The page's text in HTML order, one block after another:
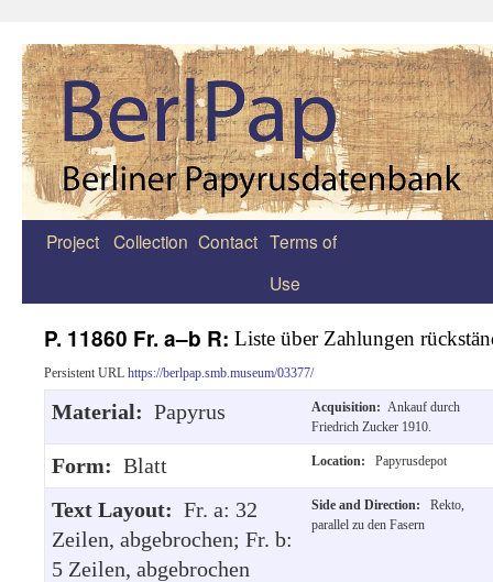
Zum
Project Collection Contact Terms of
Use
P. 11860 Fr. a–b R: Liste über Zahlungen
Persistent URL https://berlpap.smb.museum/03377/
Material: Papyrus Acquisition: Ankauf durch
Friedrich Zucker 1910.
Form: Blatt Location: Papyrusdepot
Text Layout: Fr. a: 32
Zeilen, abgebrochen; Fr. b:
5 Zeilen, abgebrochen
Side and Direction:
Rekto,
parallel zu den Fasern